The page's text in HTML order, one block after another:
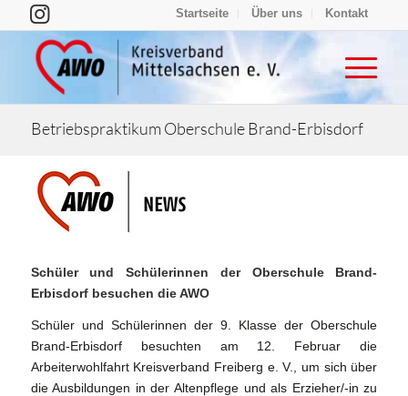
Startseite Über uns Kontakt
Betriebspraktikum Oberschule Brand-Erbisdorf
Schüler und Schülerinnen der Oberschule Brand-
Erbisdorf besuchen die AWO
Schüler und Schülerinnen der 9. Klasse der Oberschule
Brand-Erbisdorf besuchten am 12. Februar die
Arbeiterwohlfahrt Kreisverband Freiberg e. V., um sich über
die Ausbildungen in der Altenpflege und als Erzieher/-in zu